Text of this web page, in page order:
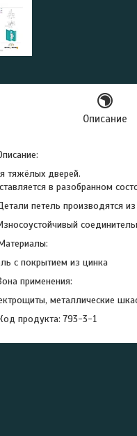
Описание
тяжёлых дверей.
в разобранном
петель производятся
с покрытием из цинка
применения:
металлические
продукта: 793-3-1